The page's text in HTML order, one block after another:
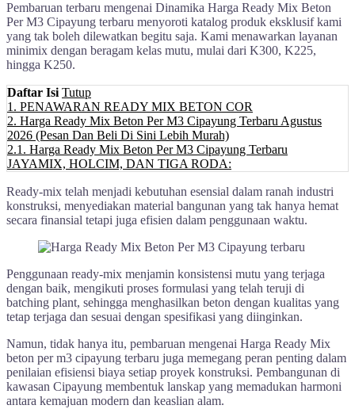
Pembaruan terbaru mengenai Dinamika Harga Ready Mix Beton
Per M3 Cipayung terbaru menyoroti katalog produk eksklusif kami
yang tak boleh dilewatkan begitu saja. Kami menawarkan layanan
minimix dengan beragam kelas mutu, mulai dari K300, K225,
hingga K250.
Daftar Isi Tutup
1. PENAWARAN READY MIX BETON COR
2. Harga Ready Mix Beton Per M3 Cipayung Terbaru Agustus
2026 (Pesan Dan Beli Di Sini Lebih Murah)
2.1. Harga Ready Mix Beton Per M3 Cipayung Terbaru
JAYAMIX, HOLCIM, DAN TIGA RODA:
Ready-mix telah menjadi kebutuhan esensial dalam ranah industri
konstruksi, menyediakan material bangunan yang tak hanya hemat
secara finansial tetapi juga efisien dalam penggunaan waktu.
Penggunaan ready-mix menjamin konsistensi mutu yang terjaga
dengan baik, mengikuti proses formulasi yang telah teruji di
batching plant, sehingga menghasilkan beton dengan kualitas yang
tetap terjaga dan sesuai dengan spesifikasi yang diinginkan.
Namun, tidak hanya itu, pembaruan mengenai Harga Ready Mix
beton per m3 cipayung terbaru juga memegang peran penting dalam
penilaian efisiensi biaya setiap proyek konstruksi. Pembangunan di
kawasan Cipayung membentuk lanskap yang memadukan harmoni
antara kemajuan modern dan keaslian alam.